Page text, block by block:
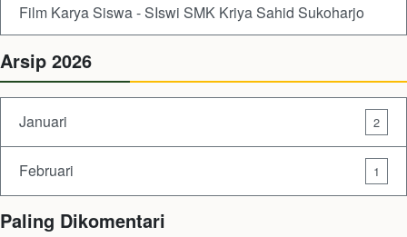
Film Karya Siswa - SIswi SMK Kriya Sahid Sukoharjo
Arsip 2026
Januari 2
Februari 1
Paling Dikomentari